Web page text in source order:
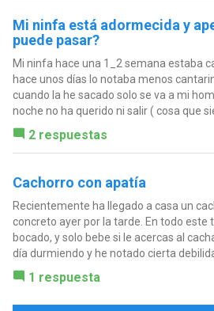
Mi ninfa está adormecida y
puede pasar?
Mi ninfa hace una 1_2 semana estaba
hace unos días lo notaba menos
cuando la he sacado solo se va a mi
noche no ha querido ni salir ( cosa que
2 respuestas
Cachorro con apatía
Recientemente ha llegado a casa un
concreto ayer por la tarde. En todo este
bocado, y solo bebe si le acercas al
día durmiendo y he notado cierta
1 respuesta